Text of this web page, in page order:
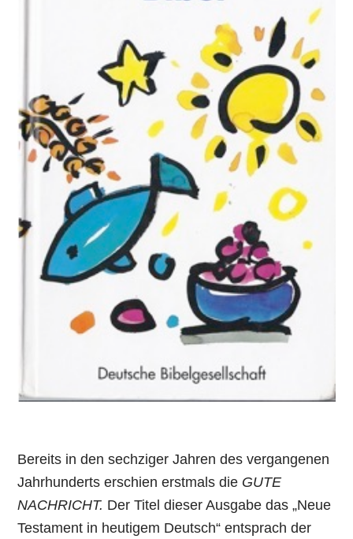
Bereits in den sechziger Jahren des vergangenen
Jahrhunderts erschien erstmals die GUTE
NACHRICHT. Der Titel dieser Ausgabe das „Neue
Testament in heutigem Deutsch“ entsprach der